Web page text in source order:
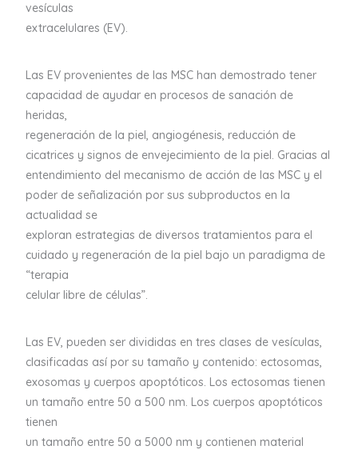
vesículas
extracelulares (EV).
Las EV provenientes de las MSC han demostrado tener
capacidad de ayudar en procesos de sanación de
heridas,
regeneración de la piel, angiogénesis, reducción de
cicatrices y signos de envejecimiento de la piel. Gracias al
entendimiento del mecanismo de acción de las MSC y el
poder de señalización por sus subproductos en la
actualidad se
exploran estrategias de diversos tratamientos para el
cuidado y regeneración de la piel bajo un paradigma de
“terapia
celular libre de células”.
Las EV, pueden ser divididas en tres clases de vesículas,
clasificadas así por su tamaño y contenido: ectosomas,
exosomas y cuerpos apoptóticos. Los ectosomas tienen
un tamaño entre 50 a 500 nm. Los cuerpos apoptóticos
tienen
un tamaño entre 50 a 5000 nm y contienen material